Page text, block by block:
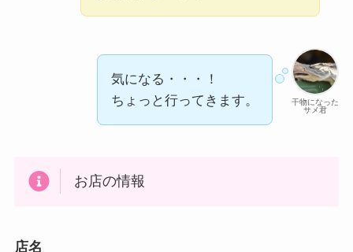
干物になった
サメ君
気になる・・・！
ちょっと行ってきます。
お店の情報
店名